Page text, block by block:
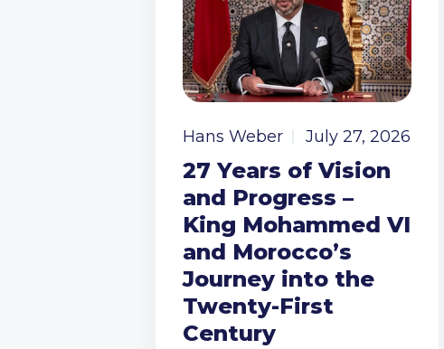
Hans Weber July 27, 2026
27 Years of Vision
and Progress –
King Mohammed VI
and Morocco’s
Journey into the
Twenty-First
Century